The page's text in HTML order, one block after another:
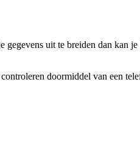
uit te breiden dan kan
doormiddel van een